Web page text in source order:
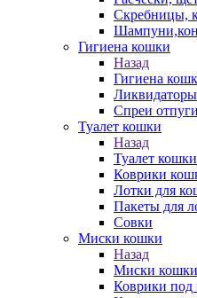
Скребницы,
Гигиена кошки
Назад
Гигиена
Ликвидаторы
Спреи
Туалет кошки
Назад
Туалет кошки
Коврики
Лотки для
Пакеты для
Совки
Миски кошки
Назад
Миски кошки
Коврики под